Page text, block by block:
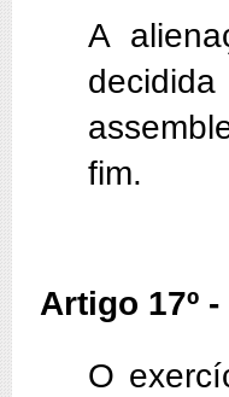
A
fim.
Artigo 17º
O